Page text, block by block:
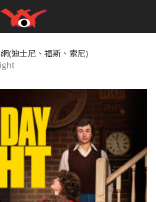
(迪士尼、福斯、索尼)